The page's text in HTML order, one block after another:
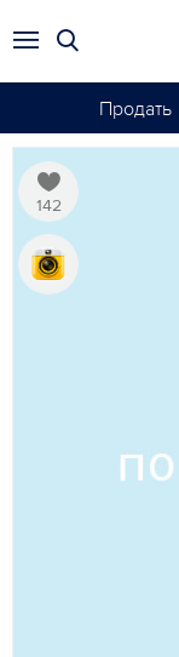
Продать
142